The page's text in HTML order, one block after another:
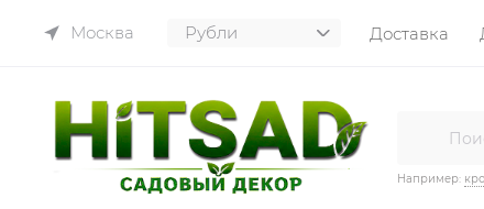
Москва Доставка
Например: